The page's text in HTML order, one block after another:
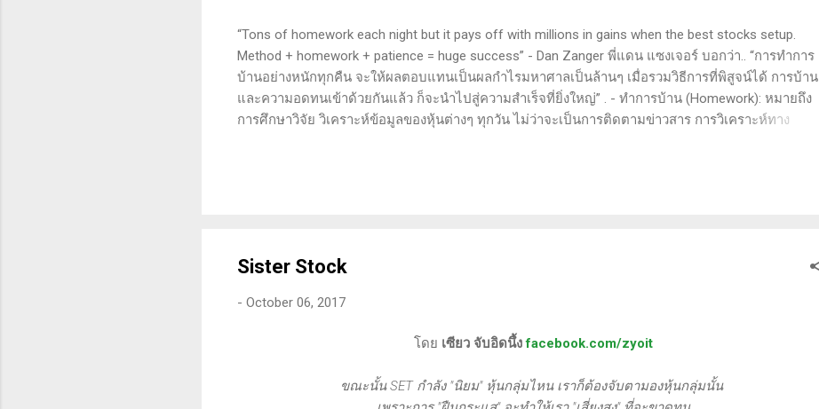
“Tons of homework each night but it pays off with millions in gains when the best stocks setup.
Method + homework + patience = huge success” - Dan Zanger พี่แดน แซงเจอร์ บอกว่า.. “การทำการ
บ้านอย่างหนักทุกคืน จะให้ผลตอบแทนเป็นผลกำไรมหาศาลเป็นล้านๆ เมื่อรวมวิธีการที่พิสูจน์ได้ การบ้าน
และความอดทนเข้าด้วยกันแล้ว ก็จะนำไปสู่ความสำเร็จที่ยิ่งใหญ่” . - ทำการบ้าน (Homework): หมายถึง
การศึกษาวิจัย วิเคราะห์ข้อมูลของหุ้นต่างๆ ทุกวัน ไม่ว่าจะเป็นการติดตามข่าวสาร การวิเคราะห์ทาง
Sister Stock
- October 06, 2017
โดย เซียว จับอิดนึ้งfacebook.com/zyoit
ขณะนั้น SET กำลัง "นิยม" หุ้นกลุ่มไหน เราก็ต้องจับตามองหุ้นกลุ่มนั้น